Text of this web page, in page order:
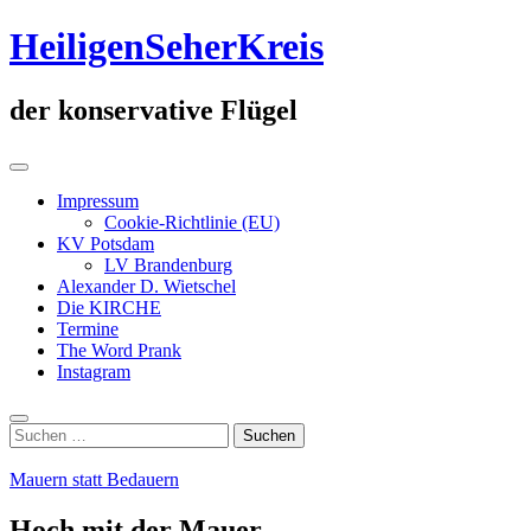
Zum
Inhalt
HeiligenSeherKreis
der konservative Flügel
Primäres
Impressum
Cookie-Richtlinie (EU)
KV Potsdam
LV Brandenburg
Alexander D. Wietschel
Die KIRCHE
Termine
The Word Prank
Instagram
Suche
Suchen
nach:
Mauern statt Bedauern